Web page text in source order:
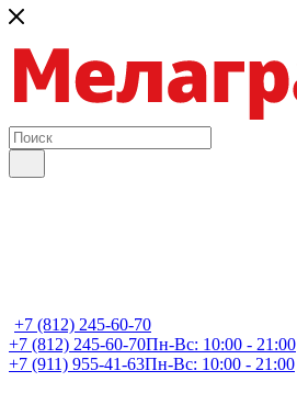
+7 (812) 245-60-70
+7 (812) 245-60-70Пн-Вс: 10:00 - 21:00
+7 (911) 955-41-63Пн-Вс: 10:00 - 21:00